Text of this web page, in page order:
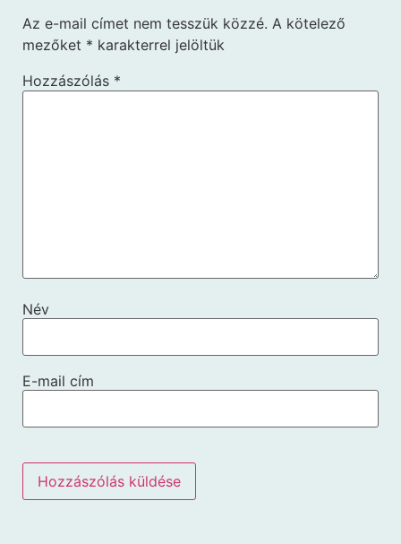
Az e-mail címet nem tesszük közzé. A kötelező
mezőket * karakterrel jelöltük
Hozzászólás *
Név
E-mail cím